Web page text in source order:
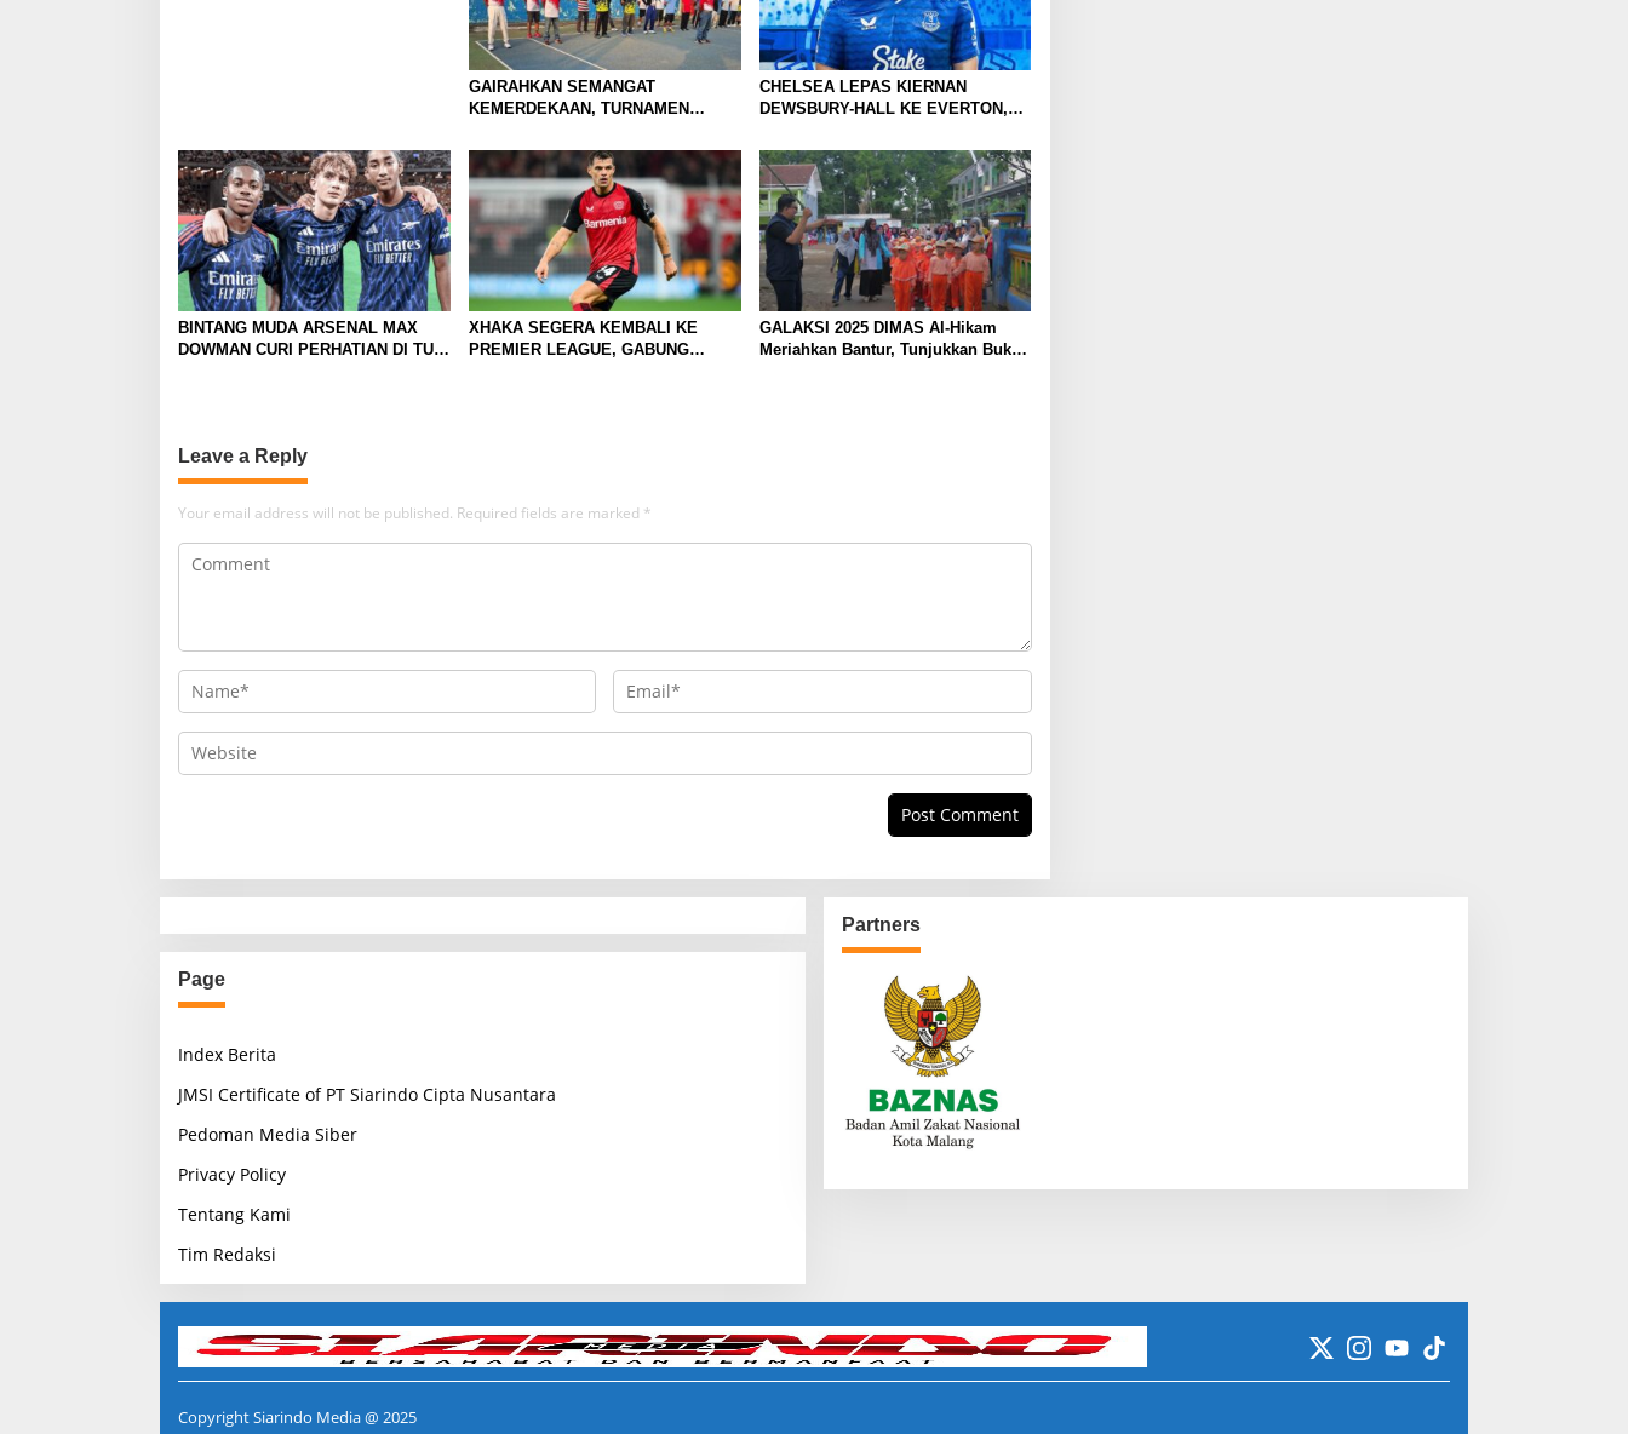
GAIRAHKAN SEMANGAT
KEMERDEKAAN, TURNAMEN
MOJOKERTO RAYA RESMI
BERGULIR
CHELSEA LEPAS KIERNAN
DEWSBURY-HALL KE EVERTON,
DIMULAI
BINTANG MUDA ARSENAL MAX
DOWMAN CURI PERHATIAN DI TUR
XHAKA SEGERA KEMBALI KE
PREMIER LEAGUE, GABUNG
GALAKSI 2025 DIMAS Al-Hikam
Meriahkan Bantur, Tunjukkan Bukti
Leave a Reply
Your email address will not be published. Required fields are marked *
Page
Index Berita
JMSI Certificate of PT Siarindo Cipta Nusantara
Pedoman Media Siber
Privacy Policy
Tentang Kami
Tim Redaksi
Partners
Copyright Siarindo Media @ 2025